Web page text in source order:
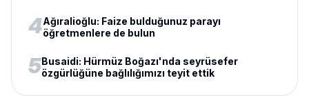
4Ağıralioğlu: Faize bulduğunuz parayı
öğretmenlere de bulun
5Busaidi: Hürmüz Boğazı'nda seyrüsefer
özgürlüğüne bağlılığımızı teyit ettik